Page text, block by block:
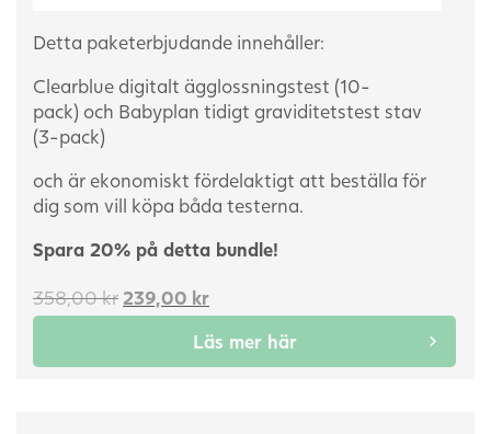
Detta paketerbjudande innehåller:
Clearblue digitalt ägglossningstest (10-
pack) och Babyplan tidigt graviditetstest stav
(3-pack)
och är ekonomiskt fördelaktigt att beställa för
dig som vill köpa båda testerna.
Spara 20% på detta bundle!
358,00kr Det
ursprungliga
var:
239,00 krDet
nuvarande
priset
är:
Läs mer här